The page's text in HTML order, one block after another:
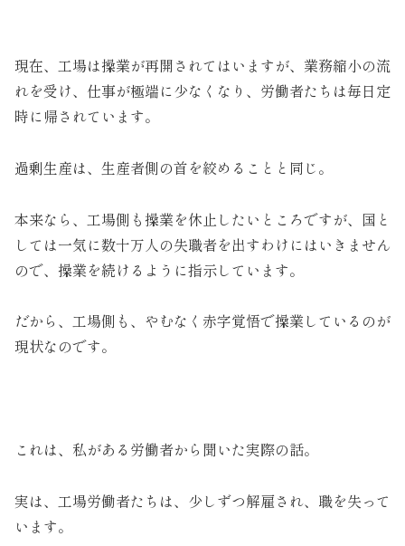
現在、工場は操業が再開されてはいますが、業務縮小の流
れを受け、仕事が極端に少なくなり、労働者たちは毎日定
時に帰されています。
過剰生産は、生産者側の首を絞めることと同じ。
本来なら、工場側も操業を休止したいところですが、国と
しては一気に数十万人の失職者を出すわけにはいきません
ので、操業を続けるように指示しています。
だから、工場側も、やむなく赤字覚悟で操業しているのが
現状なのです。
これは、私がある労働者から聞いた実際の話。
実は、工場労働者たちは、少しずつ解雇され、職を失って
います。